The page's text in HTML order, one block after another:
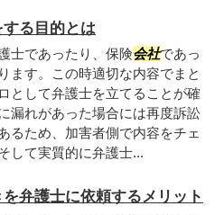
る目的とは
士であったり、保険会社であっ
ます。この時適切な内容でまと
として弁護士を立てることが確
漏れがあった場合には再度訴訟
るため、加害者側で内容をチェ
して実質的に弁護士...
弁護士に依頼するメリット